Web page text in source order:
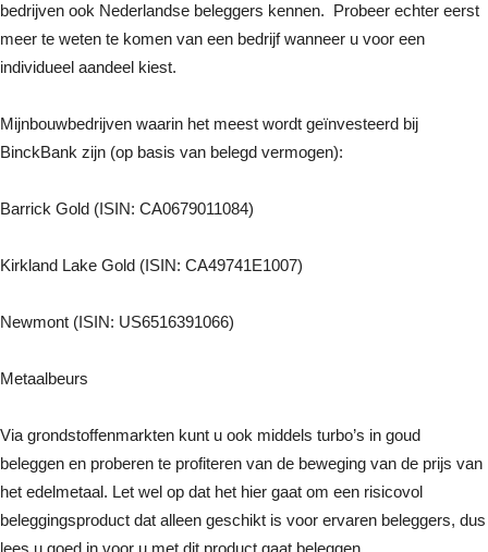
bedrijven ook Nederlandse beleggers kennen. Probeer echter eerst
meer te weten te komen van een bedrijf wanneer u voor een
individueel aandeel kiest.
Mijnbouwbedrijven waarin het meest wordt geïnvesteerd bij
BinckBank zijn (op basis van belegd vermogen):
Barrick Gold (ISIN: CA0679011084)
Kirkland Lake Gold (ISIN: CA49741E1007)
Newmont (ISIN: US6516391066)
Metaalbeurs
Via grondstoffenmarkten kunt u ook middels turbo’s in goud
beleggen en proberen te profiteren van de beweging van de prijs van
het edelmetaal. Let wel op dat het hier gaat om een risicovol
beleggingsproduct dat alleen geschikt is voor ervaren beleggers, dus